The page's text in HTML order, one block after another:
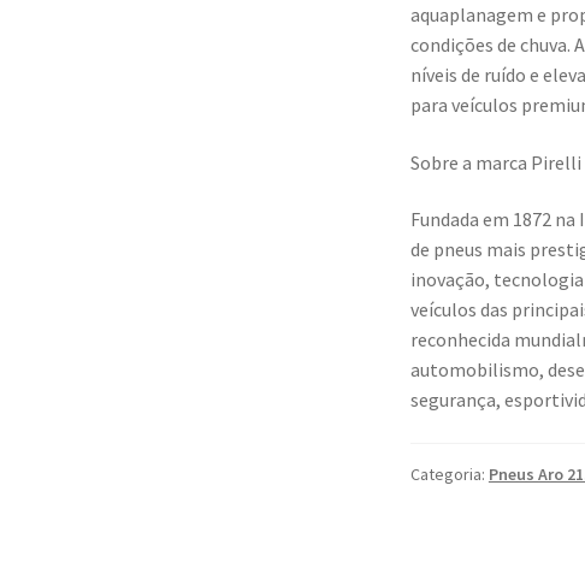
aquaplanagem e
condições de chuva.
níveis de ruído e
para veículos
Sobre a marca Pirelli
Fundada em 1872
de pneus mais
inovação,
veículos das
reconhecida
automobilismo,
segurança,
Categoria: Pneus Aro